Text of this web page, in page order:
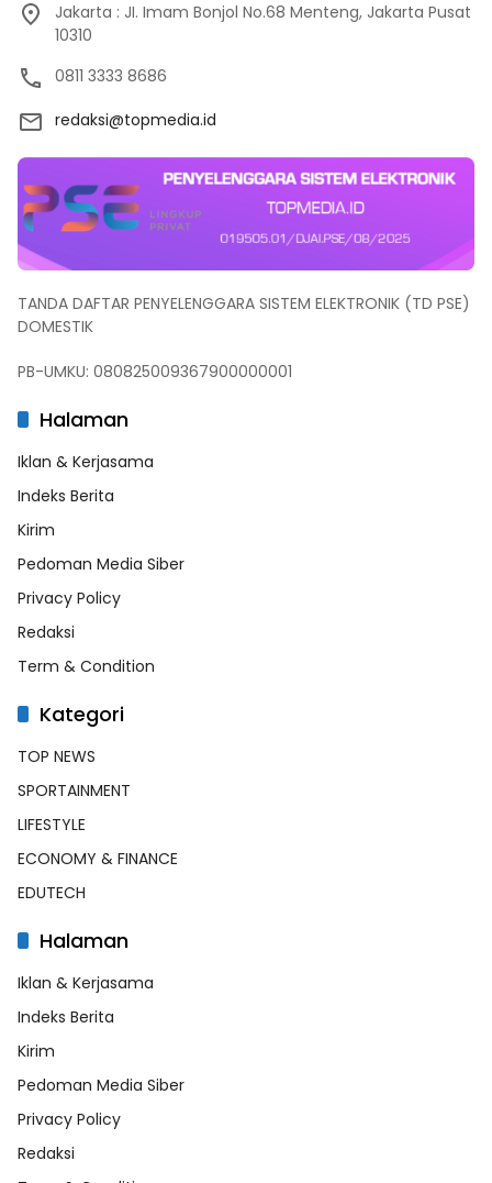
Jakarta : JI. Imam Bonjol No.68 Menteng, Jakarta Pusat
10310
0811 3333 8686
redaksi@topmedia.id
TANDA DAFTAR PENYELENGGARA SISTEM ELEKTRONIK (TD PSE)
DOMESTIK
PB-UMKU: 080825009367900000001
Halaman
Iklan & Kerjasama
Indeks Berita
Kirim
Pedoman Media Siber
Privacy Policy
Redaksi
Term & Condition
Kategori
TOP NEWS
SPORTAINMENT
LIFESTYLE
ECONOMY & FINANCE
EDUTECH
Halaman
Iklan & Kerjasama
Indeks Berita
Kirim
Pedoman Media Siber
Privacy Policy
Redaksi